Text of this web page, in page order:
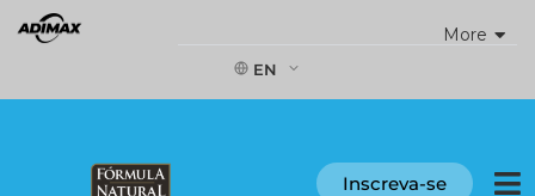
More
EN
Inscreva-se